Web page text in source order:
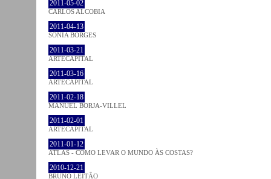
2011-05-02
CARLOS ALCOBIA
2011-04-13
SÓNIA BORGES
2011-03-21
ARTECAPITAL
2011-03-16
ARTECAPITAL
2011-02-18
MANUEL BORJA-VILLEL
2011-02-01
ARTECAPITAL
2011-01-12
ATLAS - COMO LEVAR O MUNDO ÀS COSTAS?
2010-12-21
BRUNO LEITÃO